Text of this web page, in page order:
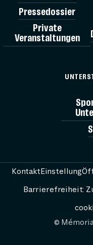
Pressedossier
Private
Veranstaltungen
©
KontaktEinstellung
Barrierefreiheit: